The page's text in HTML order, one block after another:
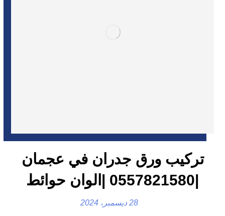
تركيب ورق جدران في عجمان
28 ديسمبر، 2024